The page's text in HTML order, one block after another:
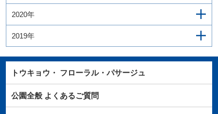
2020年
2019年
トウキョウ・ フローラル・パサージュ
公園全般よくあるご質問